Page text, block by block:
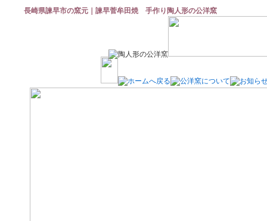
長崎県諫早市の窯元｜諫早菅牟田焼 手作り陶人形の公洋窯